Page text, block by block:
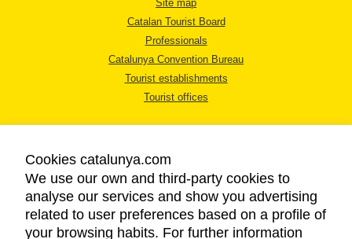
Site map
Catalan Tourist Board
Professionals
Catalunya Convention Bureau
Tourist establishments
Tourist offices
LEGAL NOTICE
PRIVACY POLICY
Cookies catalunya.com
We use our own and third-party cookies to
analyse our services and show you advertising
related to user preferences based on a profile of
your browsing habits. For further information